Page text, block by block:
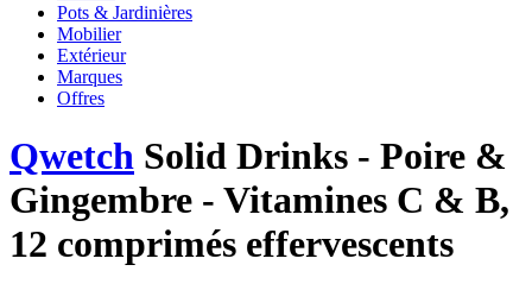
Pots & Jardinières
Mobilier
Extérieur
Marques
Offres
Qwetch Solid Drinks - Poire &
Gingembre - Vitamines C & B,
12 comprimés effervescents